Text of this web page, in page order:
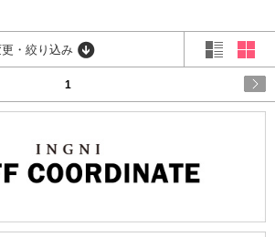
・絞り込み
1